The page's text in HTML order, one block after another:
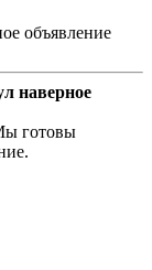
объявление
наверное
готовы